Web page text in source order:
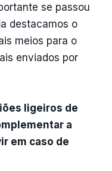
se passou
destacamos o
meios para o
enviados por
ligeiros de
a
em caso de